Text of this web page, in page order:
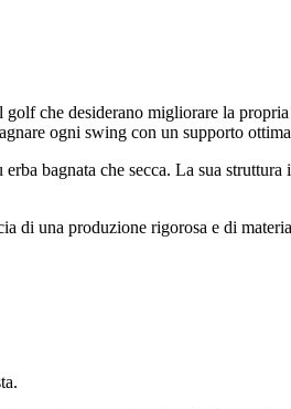
che desiderano migliorare la
ogni swing con un supporto
bagnata che secca. La sua
di una produzione rigorosa e di